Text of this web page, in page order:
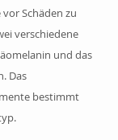
Schäden zu
verschiedene
und das
Das
bestimmt